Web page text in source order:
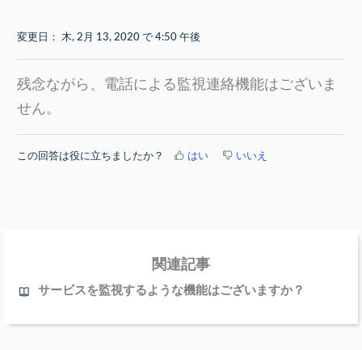
変更日： 木, 2月 13, 2020 で 4:50 午後
残念ながら、電話による監視連絡機能はございま
せん。
この回答は役に立ちましたか？ はい いいえ
関連記事
サービスを監視するような機能はございますか？